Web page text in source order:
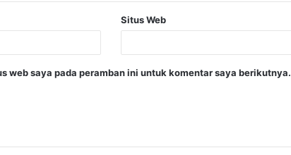
Situs Web
web saya pada peramban ini untuk komentar saya berikutnya.